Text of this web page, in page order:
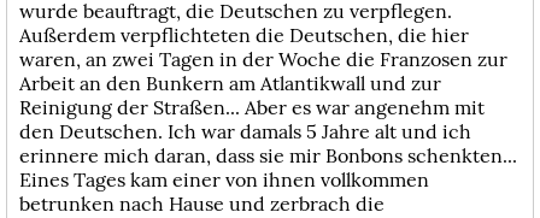
wurde beauftragt, die Deutschen zu verpflegen.
Außerdem verpflichteten die Deutschen, die hier
waren, an zwei Tagen in der Woche die Franzosen zur
Arbeit an den Bunkern am Atlantikwall und zur
Reinigung der Straßen... Aber es war angenehm mit
den Deutschen. Ich war damals 5 Jahre alt und ich
erinnere mich daran, dass sie mir Bonbons schenkten...
Eines Tages kam einer von ihnen vollkommen
betrunken nach Hause und zerbrach die